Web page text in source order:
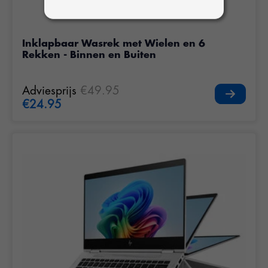
Inklapbaar Wasrek met Wielen en 6
Rekken - Binnen en Buiten
Adviesprijs €49.95
€24.95